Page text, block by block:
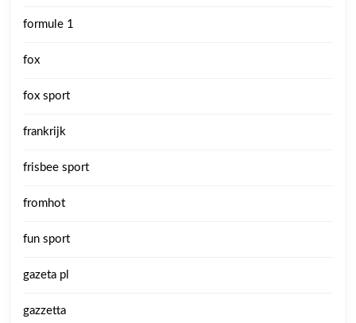
formule 1
fox
fox sport
frankrijk
frisbee sport
fromhot
fun sport
gazeta pl
gazzetta